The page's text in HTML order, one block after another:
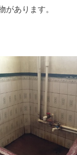
があります。